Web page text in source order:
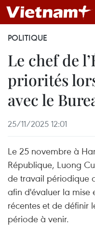
POLITIQUE
Le chef de
priorités
avec le
25/11/2025 12:01
Le 25 novembre à
République, Luong
de travail périodique
afin d'évaluer la mise
récentes et de définir
période à venir.